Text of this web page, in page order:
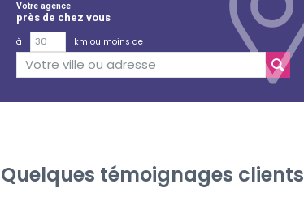
Votre agence
près de chez vous
à
km ou moins de
Quelques témoignages clients